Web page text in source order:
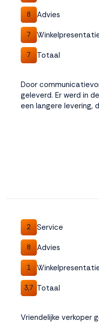
8 Advies
7
7 Totaal
Door
geleverd. Er werd in
een langere levering,
2 Service
8 Advies
1
3,7 Totaal
Vriendelijke verkoper